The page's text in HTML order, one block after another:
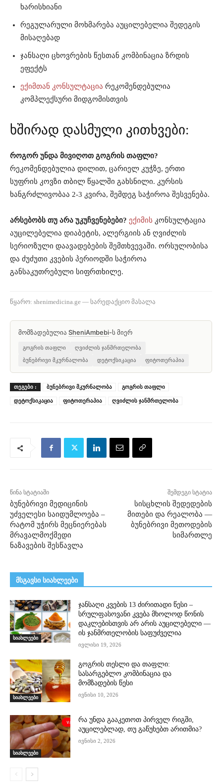
ხარისხიანი
რეგულარული მოხმარება აუცილებელია შედეგის
მისაღებად
ჯანსაღი ცხოვრების წესთან კომბინაცია ზრდის
ეფექტს
ექიმთან კონსულტაცია რეკომენდებულია
კომპლექსური მიდგომისთვის
ხშირად დასმული კითხვები:
როგორ უნდა მივიღოთ გოგრის თაფლი?
რეკომენდებულია დილით, ცარიელ კუჭზე, ერთი
სუფრის კოვზი თბილ წყალში გახსნილი. კურსის
ხანგრძლივობაა 2-3 კვირა, შემდეგ საჭიროა შესვენება.
არსებობს თუ არა უკუჩვენებები? ექიმის კონსულტაცია
აუცილებელია დიაბეტის, ალერგიის ან ღვიძლის
სერიოზული დაავადებების შემთხვევაში. ორსულობისა
და ძუძუთი კვების პერიოდში საჭიროა
განსაკუთრებული სიფრთხილე.
წყარო: shenimedicina.ge — სარედაქციო მასალა
მომზადებულია SheniAmbebi-ს მიერ
გოგრის თაფლი
ღვიძლის ჯანმრთელობა
ბუნებრივი მკურნალობა
დეტოქსიკაცია ფიტოთერაპია
ᲗᲔᲒᲔᲑᲘ : ბუნებრივი მკურნალობა გოგრის თაფლი
დეტოქსიკაცია ფიტოთერაპია ღვიძლის ჯანმრთელობა
წინა სტატიაში
ბუნებრივი მედიცინის
უძველესი საიდუმლოება –
რატომ უჭირს მეცნიერებას
მრავალმოქმედი
ნაზავების შესწავლა
შემდეგი სტატია
სისცხლის შედედების
მითები და რეალობა —
ბუნებრივი მეთოდების
სიმართლე
მსგავსი სიახლეები
სიახლეები
ჯანსაღი კვების 13 ძირითადი წესი –
სრულფასოვანი კვება მხოლოდ წონის
დაკლებისთვის არ არის აუცილებელი —
ის ჯანმრთელობის საფუძველია
ივლისი 19, 2026
სიახლეები
გოგრის თესლი და თაფლი:
სასარგებლო კომბინაცია და
მომზადების წესი
ივნისი 10, 2026
სიახლეები
რა უნდა გააკეთოთ პირველ რიგში,
აუცილებლად, თუ გაწუხებთ არითმია?
ივნისი 2, 2026